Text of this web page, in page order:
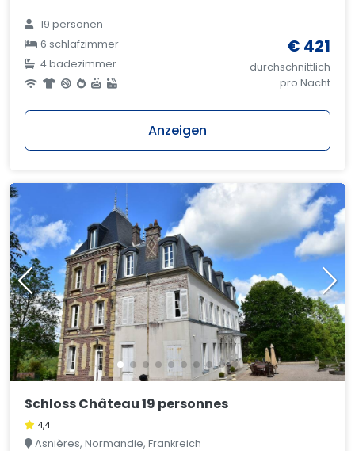
19 personen
6 schlafzimmer
4 badezimmer
€ 421
durchschnittlich
pro Nacht
Anzeigen
Schloss Château 19 personnes
4,4
Asnières, Normandie, Frankreich